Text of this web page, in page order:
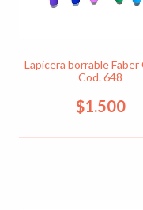
Lapicera borrable Faber
Cod. 648
$1.500